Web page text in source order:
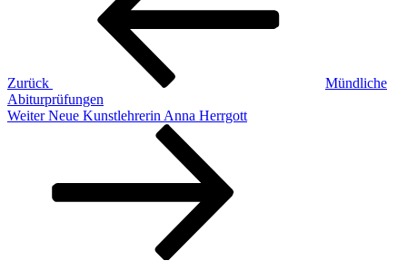
Zurück
Mündliche
Abiturprüfungen
Nächster
Weiter Neue Kunstlehrerin Anna Herrgott